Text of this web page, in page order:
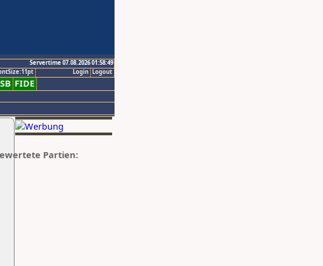
Servertime 07.08.2026 01:58:49
Logout
Login
FIDE
Partien: